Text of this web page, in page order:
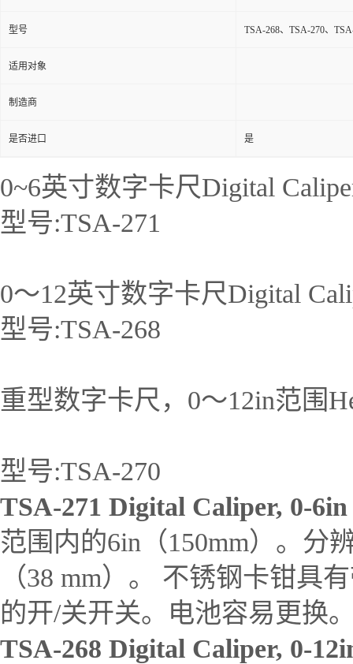
型号 TSA-268、TSA-270、
适用对象
制造商
是否进口 是
0~6英寸数字卡尺Digital
型号:TSA-271
0～12英寸数字卡尺Digital
型号:TSA-268
重型数字卡尺，0～12in范围
型号:TSA-270
TSA-271 Digital Caliper, 0-6in
范围内的6in（150mm）。分
（38 mm）。 不锈钢卡钳具
的开/关开关。电池容易更换
TSA-268 Digital Caliper, 0-